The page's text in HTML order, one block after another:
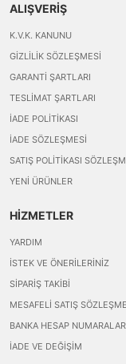
ALIŞVERİŞ
K.V.K. KANUNU
GIZLILIK SÖZLEŞMESI
GARANTI ŞARTLARI
TESLIMAT ŞARTLARI
İADE POLITIKASI
İADE SÖZLEŞMESI
SATIŞ POLITIKASI
YENI ÜRÜNLER
HİZMETLER
YARDIM
İSTEK VE ÖNERILERINIZ
SIPARIŞ TAKIBI
MESAFELI SATIŞ
BANKA HESAP
İADE VE DEĞIŞIM